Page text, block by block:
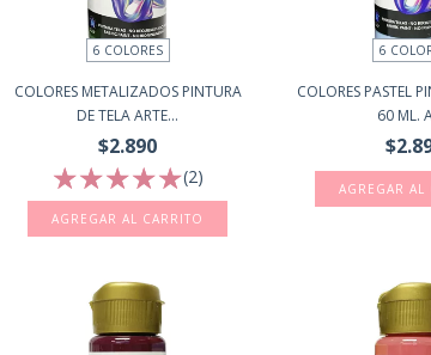
6 COLORES
COLORES METALIZADOS PINTURA
DE TELA ARTE...
$2.890
(2)
AGREGAR AL CARRITO
6
COLORES PASTEL
60 ML.
AGREGAR AL